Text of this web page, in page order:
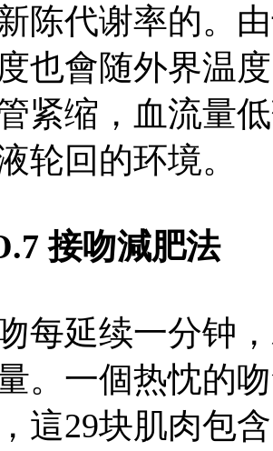
陈代谢率的。
也會随外界温
紧缩，血流量
轮回的环境。
接吻減肥法
每延续一分钟
。一個热忱的
這29块肌肉包